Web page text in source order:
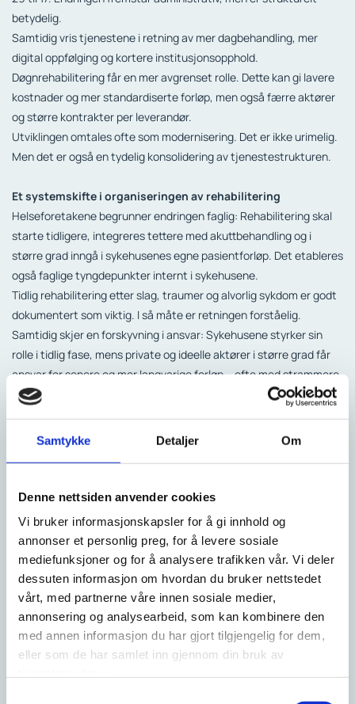
Samtykke Detaljer Om
Denne nettsiden anvender cookies
Vi bruker informasjonskapsler for å gi innhold og
annonser et personlig preg, for å levere sosiale
mediefunksjoner og for å analysere trafikken vår. Vi deler
dessuten informasjon om hvordan du bruker nettstedet
vårt, med partnerne våre innen sosiale medier,
annonsering og analysearbeid, som kan kombinere den
med annen informasjon du har gjort tilgjengelig for dem,
eller som de har samlet inn gjennom din bruk av
betydelig.
Samtidig vris tjenestene i retning av mer dagbehandling, mer
digital oppfølging og kortere institusjonsopphold.
Døgnrehabilitering får en mer avgrenset rolle. Dette kan gi lavere
kostnader og mer standardiserte forløp, men også færre aktører
og større kontrakter per leverandør.
Utviklingen omtales ofte som modernisering. Det er ikke urimelig.
Men det er også en tydelig konsolidering av tjenestestrukturen.
Et systemskifte i organiseringen av rehabilitering
Helseforetakene begrunner endringen faglig: Rehabilitering skal
starte tidligere, integreres tettere med akuttbehandling og i
større grad inngå i sykehusenes egne pasientforløp. Det etableres
også faglige tyngdepunkter internt i sykehusene.
Tidlig rehabilitering etter slag, traumer og alvorlig sykdom er godt
dokumentert som viktig. I så måte er retningen forståelig.
Samtidig skjer en forskyvning i ansvar: Sykehusene styrker sin
rolle i tidlig fase, mens private og ideelle aktører i større grad får
ansvar for senere og mer langvarige forløp – ofte med strammere
økonomiske rammer.
En del av en større samfunnstrend
Dagligvarehandel domineres av få kjeder. Teknologisektoren
styres av globale plattformer. Bank, logistikk, media og industri
konsolideres i større enheter.
Fellesnevneren er skalafordeler: større aktører kan investere mer,
standardisere tjenester og håndtere kompleksitet og regulering
mer effektivt.
Samtidig har dette en kostnad. Når små aktører forsvinner,
reduseres ofte mangfoldet i tilnærminger, fleksibiliteten og
nærheten til lokale behov. Spørsmålet blir derfor ikke bare hva